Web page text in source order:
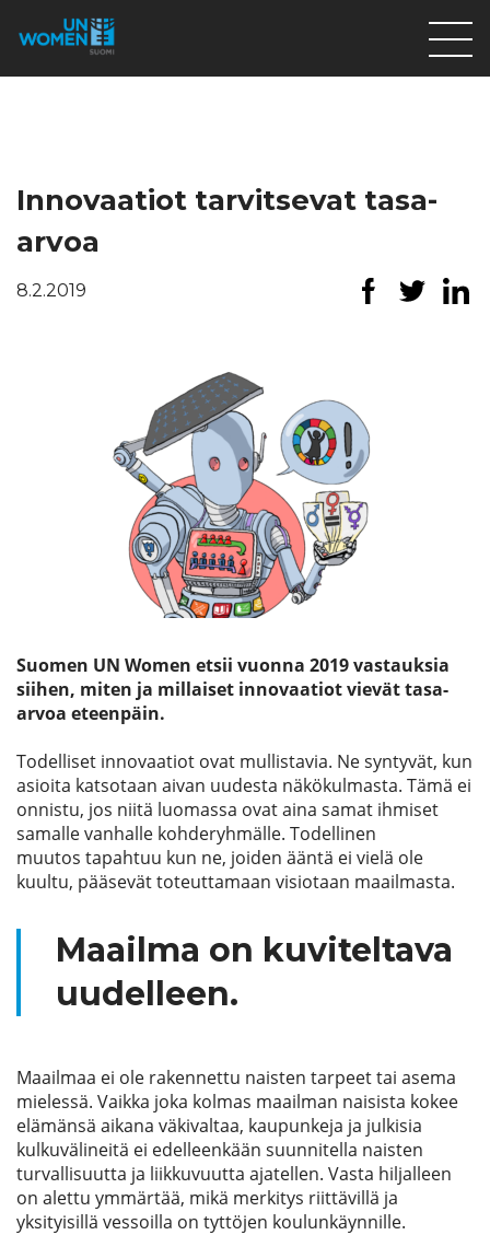
Lahjoita
Etsi
Innovaatiot tarvitsevat tasa-
arvoa
8.2.2019
Suomen UN Women etsii vuonna 2019 vastauksia
siihen, miten ja millaiset innovaatiot vievät tasa-
arvoa eteenpäin.
Todelliset innovaatiot ovat mullistavia. Ne syntyvät, kun
asioita katsotaan aivan uudesta näkökulmasta. Tämä ei
onnistu, jos niitä luomassa ovat aina samat ihmiset
samalle vanhalle kohderyhmälle. Todellinen
muutos tapahtuu kun ne, joiden ääntä ei vielä ole
kuultu, pääsevät toteuttamaan visiotaan maailmasta.
Maailma on kuviteltava
uudelleen.
Maailmaa ei ole rakennettu naisten tarpeet tai asema
mielessä. Vaikka joka kolmas maailman naisista kokee
elämänsä aikana väkivaltaa, kaupunkeja ja julkisia
kulkuvälineitä ei edelleenkään suunnitella naisten
turvallisuutta ja liikkuvuutta ajatellen. Vasta hiljalleen
on alettu ymmärtää, mikä merkitys riittävillä ja
yksityisillä vessoilla on tyttöjen koulunkäynnille.